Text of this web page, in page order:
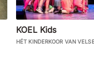
KOEL Kids
HÉT KINDERKOOR VAN